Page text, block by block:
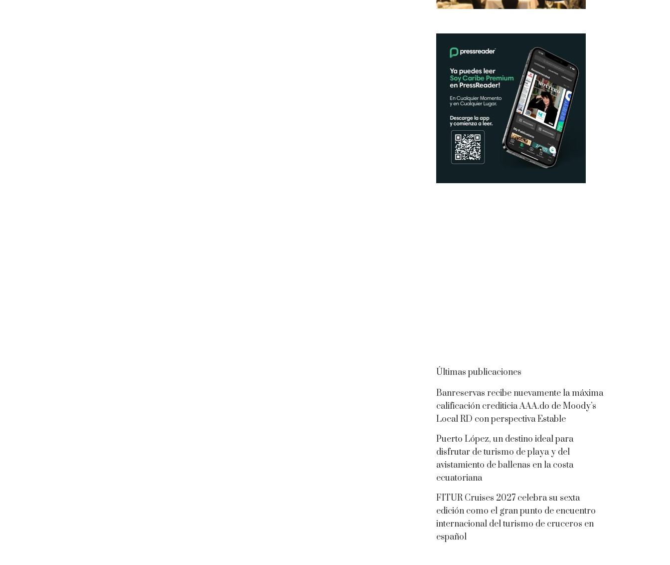
Últimas publicaciones
Banreservas recibe nuevamente la máxima
calificación crediticia AAA.do de Moody’s
Local RD con perspectiva Estable
Puerto López, un destino ideal para
disfrutar de turismo de playa y del
avistamiento de ballenas en la costa
ecuatoriana
FITUR Cruises 2027 celebra su sexta
edición como el gran punto de encuentro
internacional del turismo de cruceros en
español